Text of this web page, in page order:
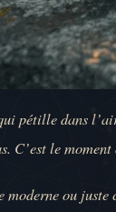
pétille dans
C’est le
moderne ou